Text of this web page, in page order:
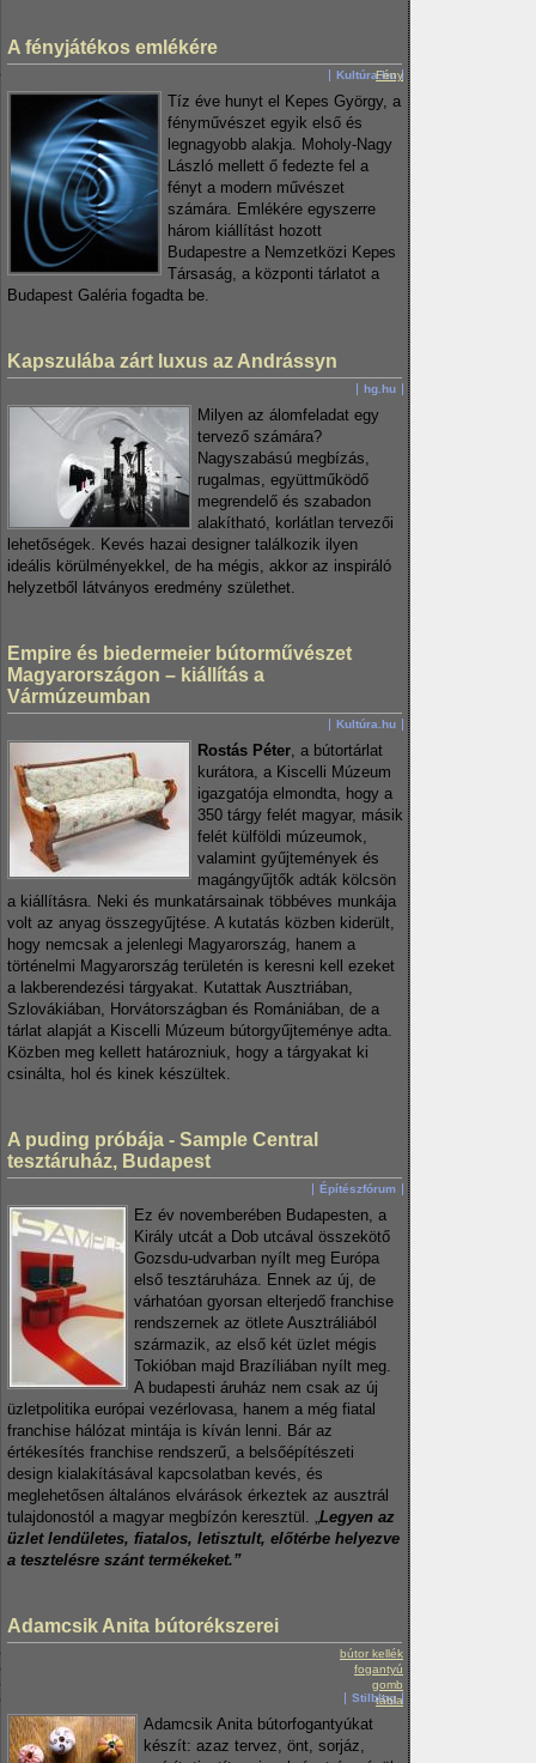
A fényjátékos emlékére
Fény
Kultúra.hu
Tíz éve hunyt el Kepes György, a
fényművészet egyik első és
legnagyobb alakja. Moholy-Nagy
László mellett ő fedezte fel a
fényt a modern művészet
számára. Emlékére egyszerre
három kiállítást hozott
Budapestre a Nemzetközi Kepes
Társaság, a központi tárlatot a
Budapest Galéria fogadta be.
Kapszulába zárt luxus az Andrássyn
hg.hu
Milyen az álomfeladat egy
tervező számára?
Nagyszabású megbízás,
rugalmas, együttműködő
megrendelő és szabadon
alakítható, korlátlan tervezői
lehetőségek. Kevés hazai designer találkozik ilyen
ideális körülményekkel, de ha mégis, akkor az inspiráló
helyzetből látványos eredmény születhet.
Empire és biedermeier bútorművészet
Magyarországon – kiállítás a
Vármúzeumban
Kultúra.hu
Rostás Péter , a bútortárlat
kurátora, a Kiscelli Múzeum
igazgatója elmondta, hogy a
350 tárgy felét magyar, másik
felét külföldi múzeumok,
valamint gyűjtemények és
magángyűjtők adták kölcsön
a kiállításra. Neki és munkatársainak többéves munkája
volt az anyag összegyűjtése. A kutatás közben kiderült,
hogy nemcsak a jelenlegi Magyarország, hanem a
történelmi Magyarország területén is keresni kell ezeket
a lakberendezési tárgyakat. Kutattak Ausztriában,
Szlovákiában, Horvátországban és Romániában, de a
tárlat alapját a Kiscelli Múzeum bútorgyűjteménye adta.
Közben meg kellett határozniuk, hogy a tárgyakat ki
csinálta, hol és kinek készültek.
A puding próbája - Sample Central
tesztáruház, Budapest
Építészfórum
Ez év novemberében Budapesten, a
Király utcát a Dob utcával összekötő
Gozsdu-udvarban nyílt meg Európa
első tesztáruháza. Ennek az új, de
várhatóan gyorsan elterjedő franchise
rendszernek az ötlete Ausztráliából
származik, az első két üzlet mégis
Tokióban majd Brazíliában nyílt meg.
A budapesti áruház nem csak az új
üzletpolitika európai vezérlovasa, hanem a még fiatal
franchise hálózat mintája is kíván lenni. Bár az
értékesítés franchise rendszerű, a belsőépítészeti
design kialakításával kapcsolatban kevés, és
meglehetősen általános elvárások érkeztek az ausztrál
tulajdonostól a magyar megbízón keresztül. „ Legyen az
üzlet lendületes, fiatalos, letisztult, előtérbe helyezve
a tesztelésre szánt termékeket.”
Adamcsik Anita bútorékszerei
bútor kellék
fogantyú
gomb
tábla
Stilblog
Adamcsik Anita bútorfogantyúkat
készít: azaz tervez, önt, sorjáz,